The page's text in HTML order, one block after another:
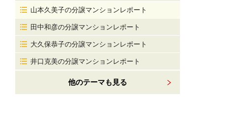
山本久美子の分譲マンションレポート
田中和彦の分譲マンションレポート
大久保恭子の分譲マンションレポート
井口克美の分譲マンションレポート
他のテーマも見る